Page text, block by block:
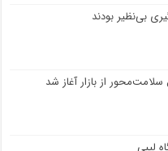
بی‌نظیر بودند
از بازار آغاز شد